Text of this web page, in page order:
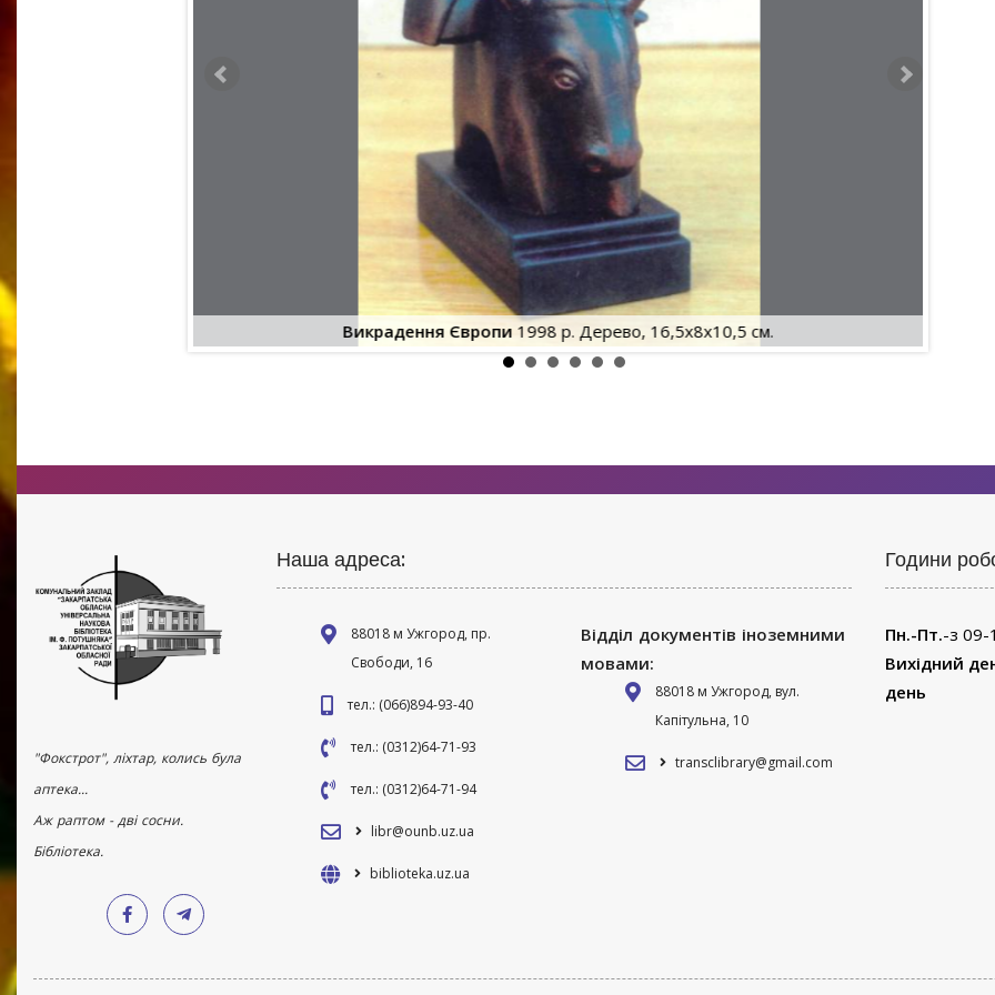
Викрадення Європи 1998 р. Дерево, 16,5x8x10,5 см.
"Фокстрот", ліхтар, колись була
аптека...
Аж раптом - дві сосни.
Бібліотека.
Наша адреса:
88018 м Ужгород, пр.
Свободи, 16
тел.: (066)894-93-40
тел.: (0312)64-71-93
тел.: (0312)64-71-94
libr@ounb.uz.ua
biblioteka.uz.ua
Відділ документів іноземними
мовами:
88018 м Ужгород, вул.
Капітульна, 10
transclibrary@gmail.com
Години
Пн.-Пт.-з 09-
Вихідний
день